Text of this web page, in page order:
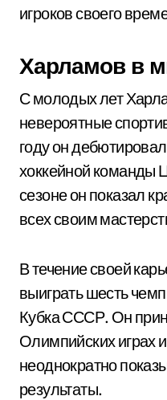
игроков своего
Харламов в
С молодых лет
невероятные
году он
хоккейной команды
сезоне он показал
всех своим
В течение своей
выиграть шесть
Кубка СССР. Он
Олимпийских играх
неоднократно
результаты.